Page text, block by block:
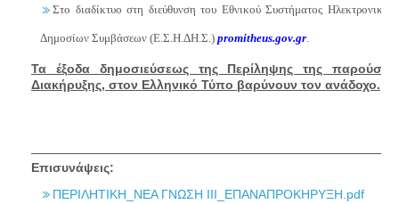
Στο διαδίκτυο στη διεύθυνση του Εθνικού Συστήματος Ηλεκτρονικών
Δημοσίων Συμβάσεων (Ε.Σ.Η.ΔΗ.Σ.) promitheus.gov.gr
Τα έξοδα δημοσιεύσεως της Περίληψης της παρούσας
Διακήρυξης, στον Ελληνικό Τύπο βαρύνουν τον ανάδοχο.
Επισυνάψεις:
ΠΕΡΙΛΗΤΙΚΗ_ΝΕΑ ΓΝΩΣΗ ΙΙΙ_ΕΠΑΝΑΠΡΟΚΗΡΥΞΗ.pdf